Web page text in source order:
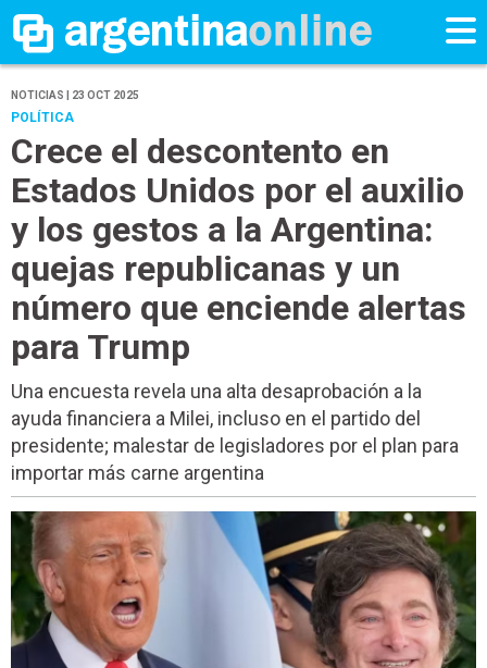
NOTICIAS | 23 OCT 2025
POLÍTICA
Crece el descontento en
Estados Unidos por el auxilio
y los gestos a la Argentina:
quejas republicanas y un
número que enciende alertas
para Trump
Una encuesta revela una alta desaprobación a la
ayuda financiera a Milei, incluso en el partido del
presidente; malestar de legisladores por el plan para
importar más carne argentina